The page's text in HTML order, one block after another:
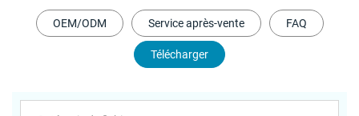
OEM/ODM Service après-vente FAQ
Télécharger